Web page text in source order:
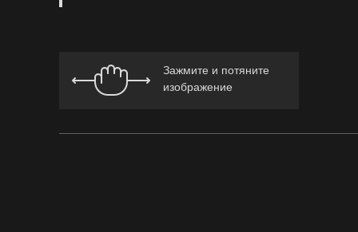
Зажмите и потяните
изображение